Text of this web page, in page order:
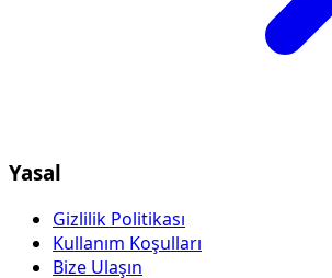
Yasal
Gizlilik Politikası
Kullanım Koşulları
Bize Ulaşın